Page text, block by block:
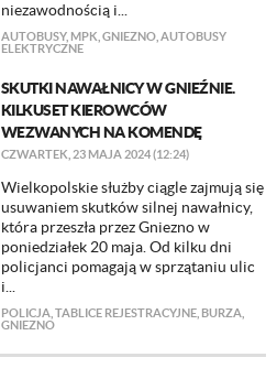
niezawodnością i...
AUTOBUSY, MPK GNIEZNO, AUTOBUSY
ELEKTRYCZNE
SKUTKI NAWAŁNICY W GNIEŹNIE.
KILKUSET KIEROWCÓW
WEZWANYCH NA KOMENDĘ
CZWARTEK, 23 MAJA 2024 (12:24)
Wielkopolskie służby ciągle zajmują się
usuwaniem skutków silnej nawałnicy,
która przeszła przez Gniezno w
poniedziałek 20 maja. Od kilku dni
policjanci pomagają w sprzątaniu ulic
i...
POLICJA TABLICE REJESTRACYJNE, BURZA
GNIEZNO